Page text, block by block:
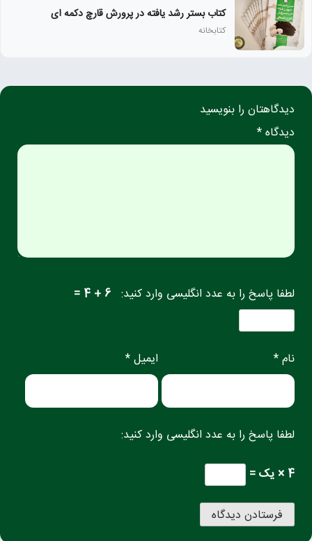
کتاب بستر رشد یافته در پرورش قارچ دکمه ای
کتابخانه
دیدگاهتان را بنویسید
دیدگاه *
لطفا پاسخ را به عدد انگلیسی وارد کنید: 6 + 4 =
نام * ایمیل *
لطفا پاسخ را به عدد انگلیسی وارد کنید:
4 × یک =